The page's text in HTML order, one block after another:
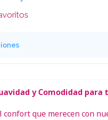
y Comodidad para
confort que merecen con